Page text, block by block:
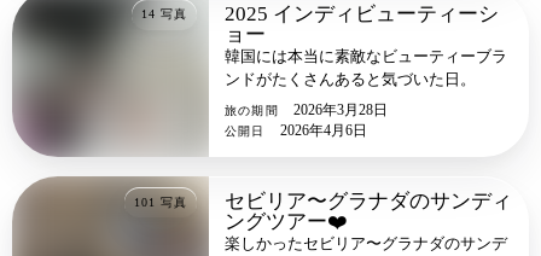
14 写真
2025 インディビューティーシ
ョー
韓国には本当に素敵なビューティーブラ
ンドがたくさんあると気づいた日。
旅の期間 2026年3月28日
公開日 2026年4月6日
101 写真
セビリア〜グラナダのサンディ
ングツアー❤️
楽しかったセビリア〜グラナダのサンデ